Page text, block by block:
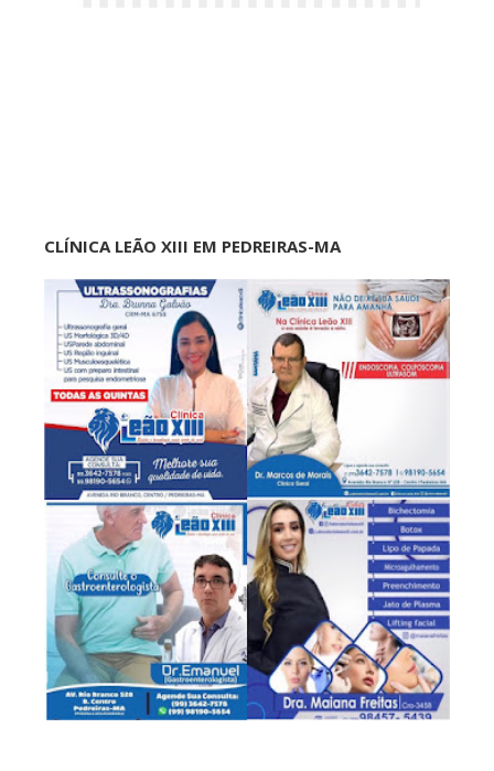
CLÍNICA LEÃO XIII EM PEDREIRAS-MA